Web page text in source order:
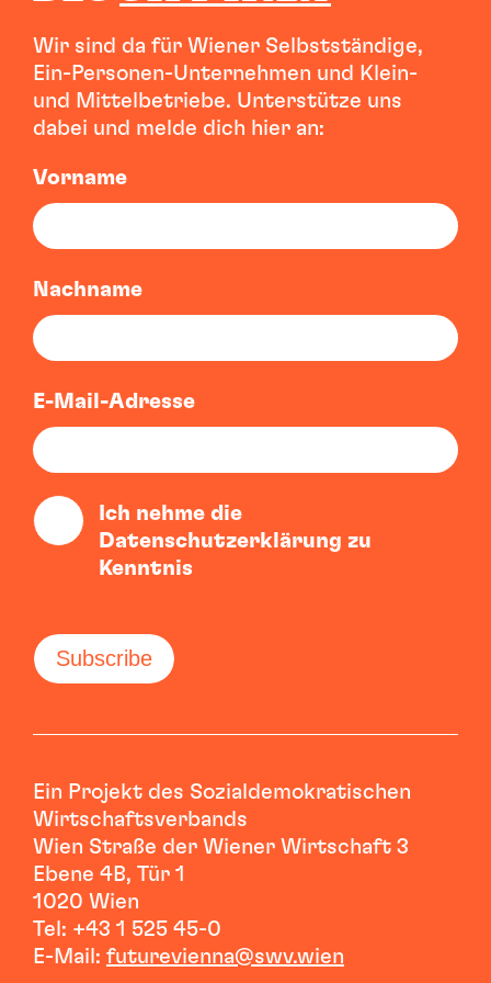
Ein Projekt des Sozialdemokratischen
Wirtschaftsverbands
Wien Straße der Wiener Wirtschaft 3
Ebene 4B, Tür 1
1020 Wien
Tel: +43 1 525 45-0
E-Mail: futurevienna@swv.wien
Wir sind da für Wiener Selbstständige,
Ein-Personen-Unternehmen und Klein-
und Mittelbetriebe. Unterstütze uns
dabei und melde dich hier an:
Vorname
Nachname
E-Mail-Adresse
Ich nehme die
Datenschutzerklärung zu
Kenntnis